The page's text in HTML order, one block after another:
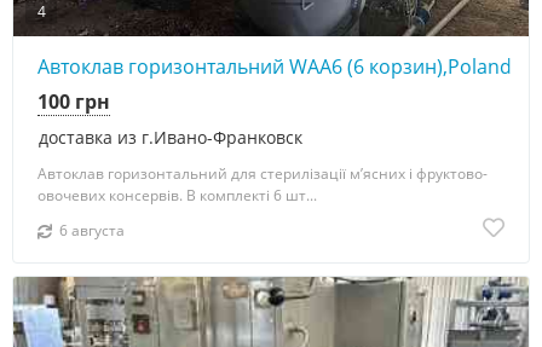
4
Автоклав горизонтальний WAA6 (6 корзин),Poland
доставка из г.Ивано-Франковск
100 грн
Автоклав горизонтальний для стерилізації м’ясних і фруктово-
овочевих консервів. В комплекті 6 шт...
6 августа